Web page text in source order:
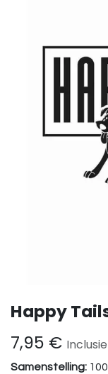
Happy
7,95 €
Samenstelling: